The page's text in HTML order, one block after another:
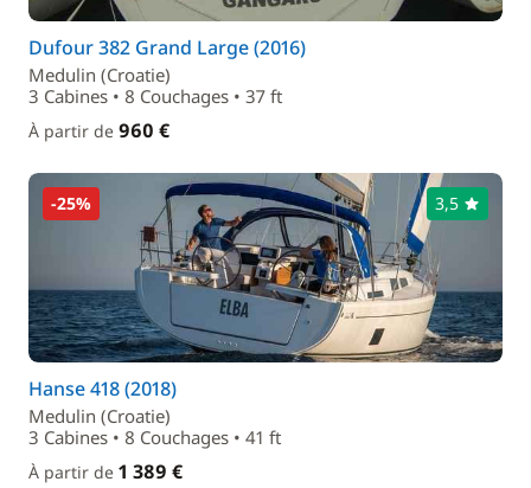
Dufour 382 Grand Large (2016)
Medulin (Croatie)
3 Cabines • 8 Couchages • 37 ft
À partir de 960 €
-25% 3,5
Hanse 418 (2018)
Medulin (Croatie)
3 Cabines • 8 Couchages • 41 ft
À partir de 1 389 €